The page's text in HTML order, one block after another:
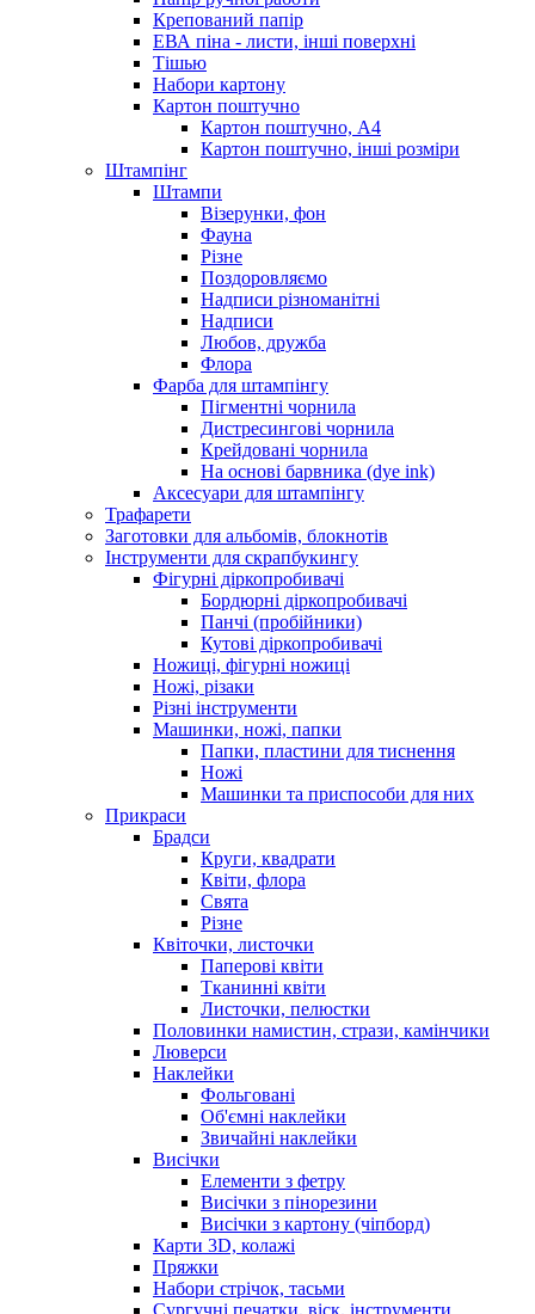
Крепований папір
ЕВА піна - листи, інші поверхні
Тішью
Набори картону
Картон поштучно
Картон поштучно, А4
Картон поштучно, інші розміри
Штампінг
Штампи
Візерунки, фон
Фауна
Різне
Поздоровляємо
Надписи різноманітні
Надписи
Любов, дружба
Флора
Фарба для штампінгу
Пігментні чорнила
Дистресингові чорнила
Крейдовані чорнила
На основі барвника (dye ink)
Аксесуари для штампінгу
Трафарети
Заготовки для альбомів, блокнотів
Інструменти для скрапбукингу
Фігурні діркопробивачі
Бордюрні діркопробивачі
Панчі (пробійники)
Кутові діркопробивачі
Ножиці, фігурні ножиці
Ножі, різаки
Різні інструменти
Машинки, ножі, папки
Папки, пластини для тиснення
Ножі
Машинки та приспособи для них
Прикраси
Брадси
Круги, квадрати
Квіти, флора
Свята
Різне
Квіточки, листочки
Паперові квіти
Тканинні квіти
Листочки, пелюстки
Половинки намистин, стрази, камінчики
Люверси
Наклейки
Фольговані
Об'ємні наклейки
Звичайні наклейки
Висічки
Елементи з фетру
Висічки з пінорезини
Висічки з картону (чіпборд)
Карти 3D, колажі
Пряжки
Набори стрічок, тасьми
Сургучні печатки, віск, інструменти